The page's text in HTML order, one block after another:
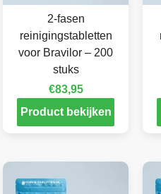
2-fasen
reinigingstabletten
voor Bravilor – 200
stuks
€83,95
Product bekijken